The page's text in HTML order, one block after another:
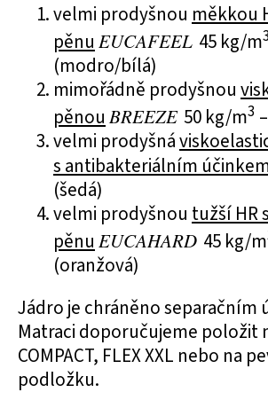
velmi prodyšnou měkkou
pěnu EUCAFEEL 45 kg/m
(modro/bílá)
mimořádně prodyšnou
pěnou BREEZE 50 kg/m3
velmi prodyšná
s antibakteriálním
(šedá)
velmi prodyšnou tužší HR
pěnu EUCAHARD 45 kg/m
(oranžová)
Jádro je chráněno separačním
Matraci doporučujeme položit
COMPACT, FLEX XXL nebo na
podložku.